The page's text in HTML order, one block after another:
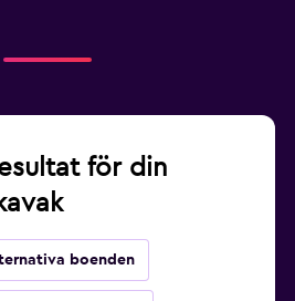
för din
boenden